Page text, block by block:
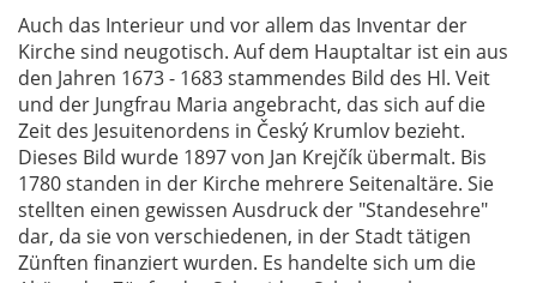
Auch das Interieur und vor allem das Inventar der
Kirche sind neugotisch. Auf dem Hauptaltar ist ein aus
den Jahren 1673 - 1683 stammendes Bild des Hl. Veit
und der Jungfrau Maria angebracht, das sich auf die
Zeit des Jesuitenordens in Český Krumlov bezieht.
Dieses Bild wurde 1897 von Jan Krejčík übermalt. Bis
1780 standen in der Kirche mehrere Seitenaltäre. Sie
stellten einen gewissen Ausdruck der "Standesehre"
dar, da sie von verschiedenen, in der Stadt tätigen
Zünften finanziert wurden. Es handelte sich um die